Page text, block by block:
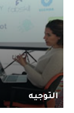
التوجيه